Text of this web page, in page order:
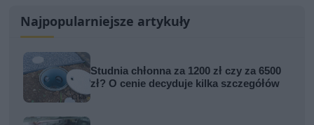
Najpopularniejsze artykuły
Studnia chłonna za 1200 zł czy za 6500
zł? O cenie decyduje kilka szczegółów